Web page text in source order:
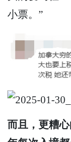
小票。”
而且，更糟